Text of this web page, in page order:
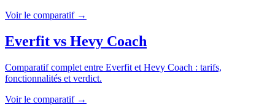
Voir le comparatif →
Everfit vs Hevy Coach
Comparatif complet entre Everfit et Hevy Coach : tarifs,
fonctionnalités et verdict.
Voir le comparatif →